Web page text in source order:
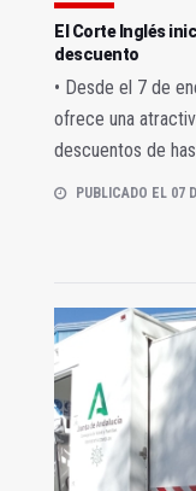
El Corte Inglés
descuento
• Desde el 7 de
ofrece una
descuentos de
PUBLICADO EL 07